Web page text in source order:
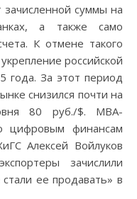
суммы на
а также само
К отмене такого
российской
года. За этот период
снизился почти на
80 руб./$. МВА-
цифровым финансам
Алексей Войлуков
зачислили
ее продавать» в